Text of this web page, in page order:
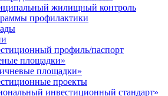
жилищный контроль
профилактики
профиль/паспорт
площадки»
площадки»
проекты
инвестиционный стандарт»